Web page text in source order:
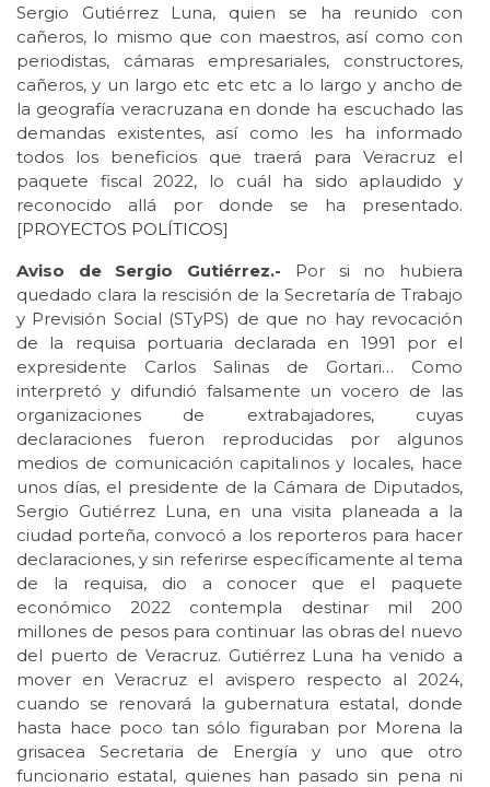
Sergio Gutiérrez Luna, quien se ha reunido con
cañeros, lo mismo que con maestros, así como con
periodistas, cámaras empresariales, constructores,
cañeros, y un largo etc etc etc a lo largo y ancho de
la geografía veracruzana en donde ha escuchado las
demandas existentes, así como les ha informado
todos los beneficios que traerá para Veracruz el
paquete fiscal 2022, lo cuál ha sido aplaudido y
reconocido allá por donde se ha presentado.
[PROYECTOS POLÍTICOS]
Aviso de Sergio Gutiérrez.- Por si no hubiera
quedado clara la rescisión de la Secretaría de Trabajo
y Previsión Social (STyPS) de que no hay revocación
de la requisa portuaria declarada en 1991 por el
expresidente Carlos Salinas de Gortari… Como
interpretó y difundió falsamente un vocero de las
organizaciones de extrabajadores, cuyas
declaraciones fueron reproducidas por algunos
medios de comunicación capitalinos y locales, hace
unos días, el presidente de la Cámara de Diputados,
Sergio Gutiérrez Luna, en una visita planeada a la
ciudad porteña, convocó a los reporteros para hacer
declaraciones, y sin referirse específicamente al tema
de la requisa, dio a conocer que el paquete
económico 2022 contempla destinar mil 200
millones de pesos para continuar las obras del nuevo
del puerto de Veracruz. Gutiérrez Luna ha venido a
mover en Veracruz el avispero respecto al 2024,
cuando se renovará la gubernatura estatal, donde
hasta hace poco tan sólo figuraban por Morena la
grisacea Secretaria de Energía y uno que otro
funcionario estatal, quienes han pasado sin pena ni